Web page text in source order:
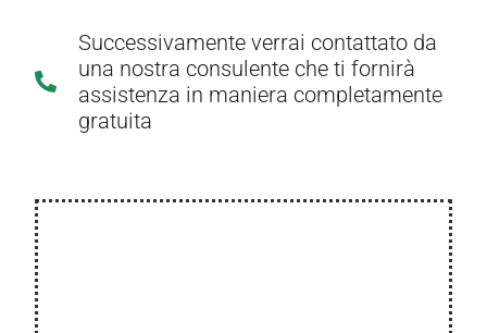
Successivamente verrai contattato da
una nostra consulente che ti fornirà
assistenza in maniera completamente
gratuita